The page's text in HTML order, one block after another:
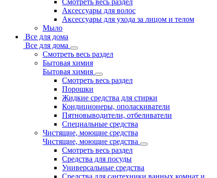
Смотреть весь раздел
Аксессуары для волос
Аксессуары для ухода за лицом и телом
Мыло
Все для дома
Все для дома
Смотреть весь раздел
Бытовая химия
Бытовая химия
Смотреть весь раздел
Порошки
Жидкие средства для стирки
Кондиционеры, ополаскиватели
Пятновыводители, отбеливатели
Специальные средства
Чистящие, моющие средства
Чистящие, моющие средства
Смотреть весь раздел
Средства для посуды
Универсальные средства
Средства для сантехники,ванных комнат и